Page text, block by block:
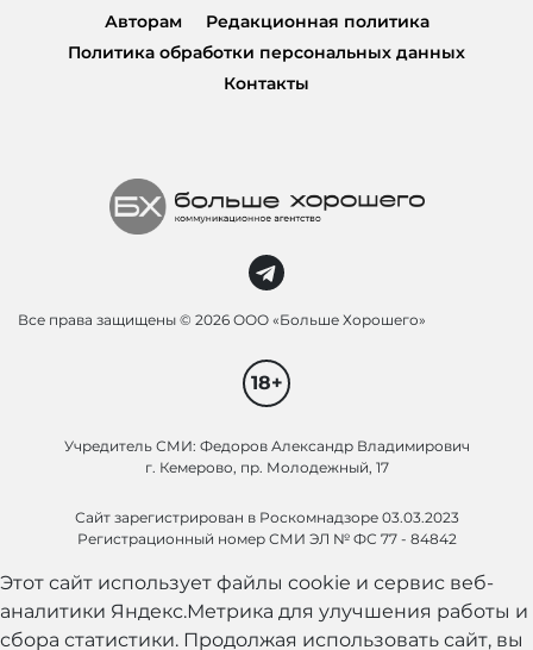
Авторам
Редакционная политика
Политика обработки персональных данных
Контакты
Все права защищены © 2026 ООО «Больше Хорошего»
18+
Учредитель СМИ: Федоров Александр Владимирович
г. Кемерово, пр. Молодежный, 17
Сайт зарегистрирован в Роскомнадзоре 03.03.2023
Регистрационный номер СМИ ЭЛ № ФС 77 - 84842
Этот сайт использует файлы cookie и сервис веб-
аналитики Яндекс.Метрика для улучшения работы и
сбора статистики. Продолжая использовать сайт, вы